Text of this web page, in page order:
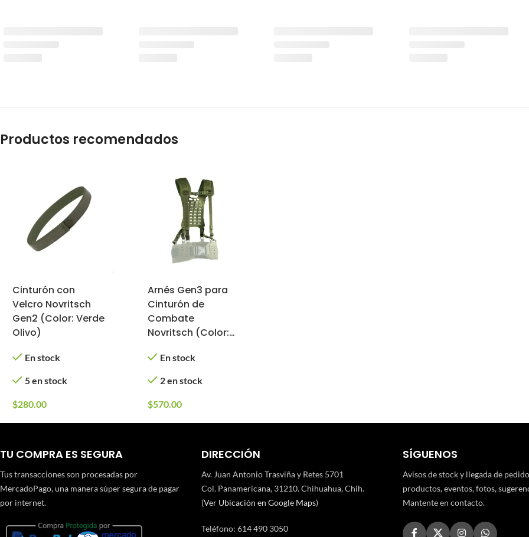
Productos recomendados
Cinturón con
Velcro Novritsch
Gen2 (Color: Verde
Olivo)
En stock
5 en stock
$280.00
Arnés Gen3 para
Cinturón de
Combate
Novritsch (Color:
En stock
2 en stock
$570.00
TU COMPRA ES SEGURA
Tus transacciones son procesadas por
MercadoPago, una manera súper segura de pagar
por internet.
DIRECCIÓN
Av. Juan Antonio Trasviña y Retes 5701
Col. Panamericana, 31210. Chihuahua, Chih.
(Ver Ubicación en Google Maps)
Teléfono: 614 490 3050
SÍGUENOS
Avisos de stock y llegada de
productos, eventos, fotos,
Mantente en contacto.